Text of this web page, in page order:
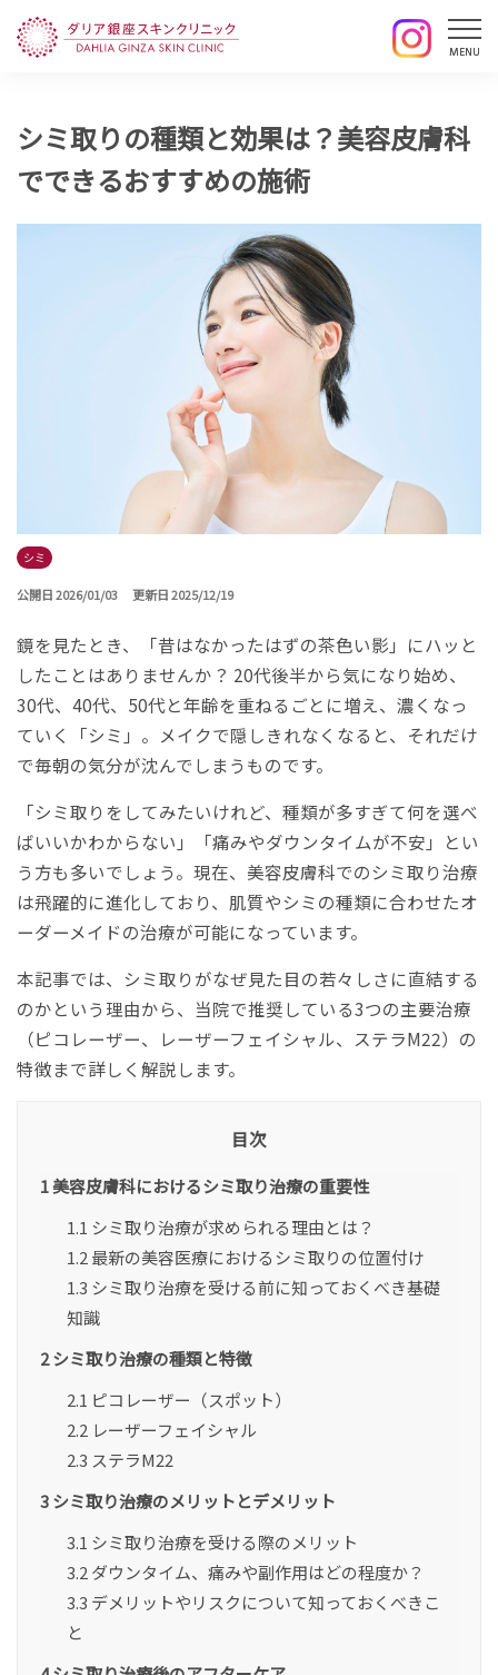
シミ取りの種類と効果は？美容皮膚科
でできるおすすめの施術
シミ
公開日 2026/01/03 更新日 2025/12/19
鏡を見たとき、「昔はなかったはずの茶色い影」にハッと
したことはありませんか？ 20代後半から気になり始め、
30代、40代、50代と年齢を重ねるごとに増え、濃くなっ
ていく「シミ」。メイクで隠しきれなくなると、それだけ
で毎朝の気分が沈んでしまうものです。
「シミ取りをしてみたいけれど、種類が多すぎて何を選べ
ばいいかわからない」「痛みやダウンタイムが不安」とい
う方も多いでしょう。現在、美容皮膚科でのシミ取り治療
は飛躍的に進化しており、肌質やシミの種類に合わせたオ
ーダーメイドの治療が可能になっています。
本記事では、シミ取りがなぜ見た目の若々しさに直結する
のかという理由から、当院で推奨している3つの主要治療
（ピコレーザー、レーザーフェイシャル、ステラM22）の
特徴まで詳しく解説します。
目次
1美容皮膚科におけるシミ取り治療の重要性
1.1 シミ取り治療が求められる理由とは？
1.2 最新の美容医療におけるシミ取りの位置付け
1.3 シミ取り治療を受ける前に知っておくべき基礎
知識
2シミ取り治療の種類と特徴
2.1 ピコレーザー（スポット）
2.2 レーザーフェイシャル
2.3 ステラM22
3シミ取り治療のメリットとデメリット
3.1 シミ取り治療を受ける際のメリット
3.2 ダウンタイム、痛みや副作用はどの程度か？
3.3 デメリットやリスクについて知っておくべきこ
と